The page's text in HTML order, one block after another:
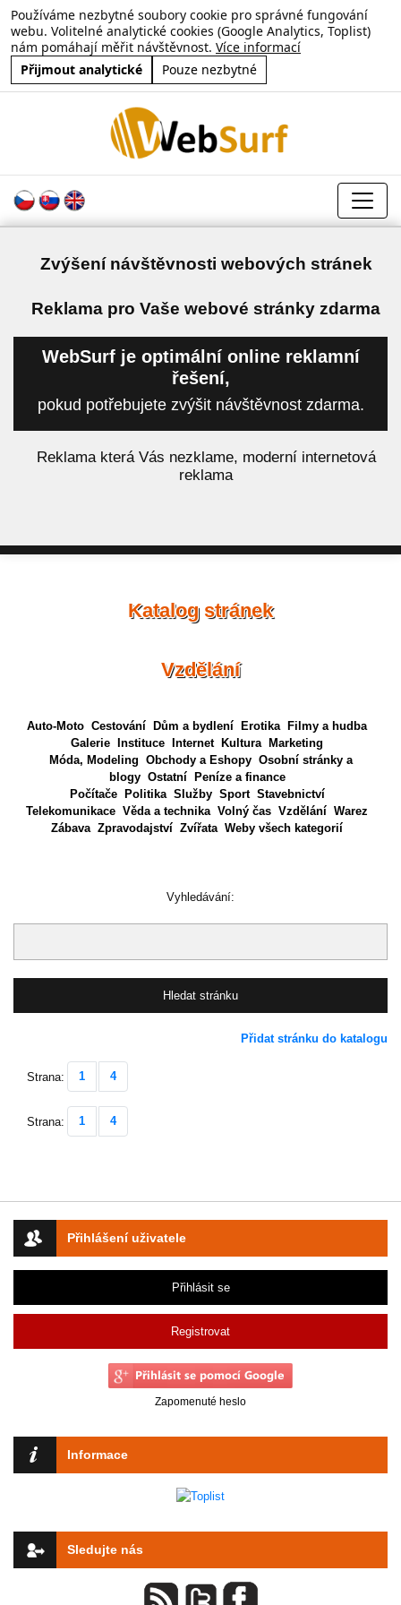
Používáme nezbytné soubory cookie pro správné fungování
webu. Volitelné analytické cookies (Google Analytics, Toplist)
nám pomáhají měřit návštěvnost. Více informací
Přijmout analytické
Pouze nezbytné
Zvýšení návštěvnosti webových stránek
Reklama pro Vaše webové stránky zdarma
WebSurf je optimální online reklamní
řešení,
pokud potřebujete zvýšit návštěvnost zdarma.
Reklama která Vás nezklame, moderní internetová
reklama
Přihlášení uživatele
Přihlásit se
Registrovat
Zapomenuté heslo
Informace
Sledujte nás
Katalog stránek
Vzdělání
Auto-Moto Cestování Dům a bydlení Erotika
Filmy a hudba
Galerie
Instituce Internet Kultura
Marketing
Móda, Modeling Obchody a Eshopy Osobní stránky a
blogy Ostatní
Peníze a finance
Počítače
Politika Služby Sport Stavebnictví
Telekomunikace Věda a technika Volný čas Vzdělání Warez
Zábava Zpravodajství Zvířata Weby všech kategorií
Vyhledávání:
Přidat stránku do katalogu
Strana: 1 4
Strana: 1 4